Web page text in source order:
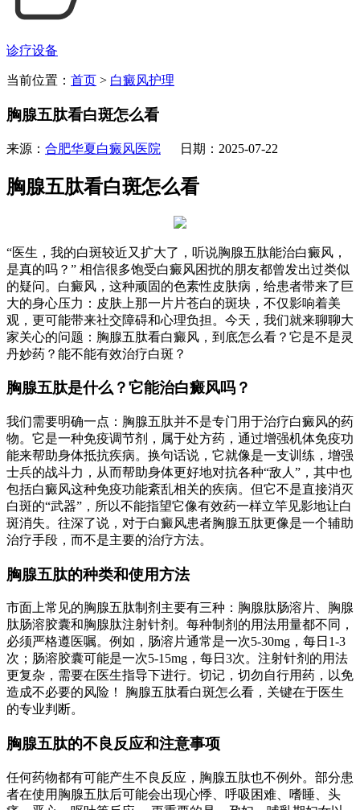
诊疗设备
当前位置： 首页 > 白癜风护理
胸腺五肽看白斑怎么看
来源： 合肥华夏白癜风医院 日期：2025-07-22
胸腺五肽看白斑怎么看
“医生，我的白斑较近又扩大了，听说胸腺五肽能治白癜风，
是真的吗？” 相信很多饱受白癜风困扰的朋友都曾发出过类似
的疑问。白癜风，这种顽固的色素性皮肤病，给患者带来了巨
大的身心压力：皮肤上那一片片苍白的斑块，不仅影响着美
观，更可能带来社交障碍和心理负担。今天，我们就来聊聊大
家关心的问题：胸腺五肽看白癜风，到底怎么看？它是不是灵
丹妙药？能不能有效治疗白斑？
胸腺五肽是什么？它能治白癜风吗？
我们需要明确一点：胸腺五肽并不是专门用于治疗白癜风的药
物。它是一种免疫调节剂，属于处方药，通过增强机体免疫功
能来帮助身体抵抗疾病。换句话说，它就像是一支训练，增强
士兵的战斗力，从而帮助身体更好地对抗各种“敌人”，其中也
包括白癜风这种免疫功能紊乱相关的疾病。但它不是直接消灭
白斑的“武器”，所以不能指望它像有效药一样立竿见影地让白
斑消失。往深了说，对于白癜风患者胸腺五肽更像是一个辅助
治疗手段，而不是主要的治疗方法。
胸腺五肽的种类和使用方法
市面上常见的胸腺五肽制剂主要有三种：胸腺肽肠溶片、胸腺
肽肠溶胶囊和胸腺肽注射针剂。每种制剂的用法用量都不同，
必须严格遵医嘱。例如，肠溶片通常是一次5-30mg，每日1-3
次；肠溶胶囊可能是一次5-15mg，每日3次。注射针剂的用法
更复杂，需要在医生指导下进行。切记，切勿自行用药，以免
造成不必要的风险！ 胸腺五肽看白斑怎么看，关键在于医生
的专业判断。
胸腺五肽的不良反应和注意事项
任何药物都有可能产生不良反应，胸腺五肽也不例外。部分患
者在使用胸腺五肽后可能会出现心悸、呼吸困难、嗜睡、头